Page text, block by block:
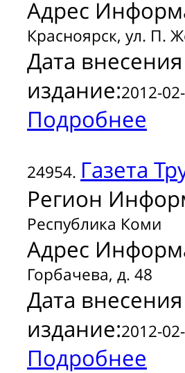
Адрес
Красноярск, ул. П.
Дата
издание:2012-
Подробнее
24954. Газета
Регион
Республика Коми
Адрес
Горбачева, д. 48
Дата
издание:2012-
Подробнее